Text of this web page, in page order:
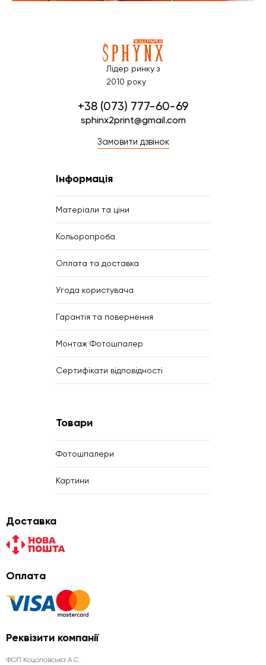
Лідер ринку з
2010 року
+38 (073) 777-60-69
sphinx2print@gmail.com
Замовити дзвінок
Інформація
Матеріали та ціни
Кольоропроба
Оплата та доставка
Угода користувача
Гарантія та повернення
Монтаж Фотошпалер
Сертифікати відповідності
Товари
Фотошпалери
Картини
Доставка
Оплата
Реквізити компанії
ФОП Коцоловська А.С.